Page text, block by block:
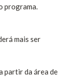
programa.
mais ser
partir da área de